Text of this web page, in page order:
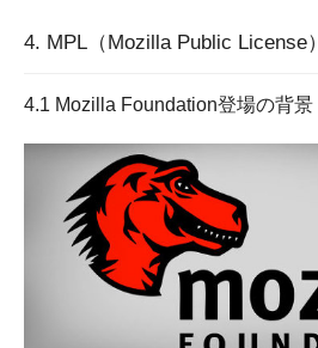
4. MPL（Mozilla Public License）
4.1 Mozilla Foundation登場の背景